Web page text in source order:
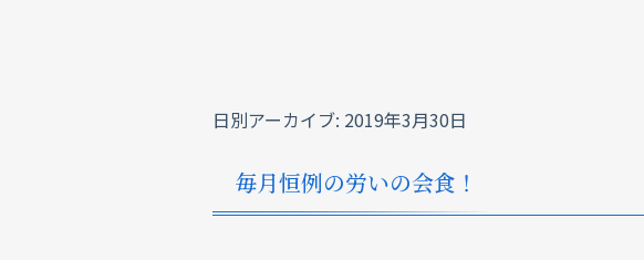
日別アーカイブ: 2019年3月30日
毎月恒例の労いの会食！